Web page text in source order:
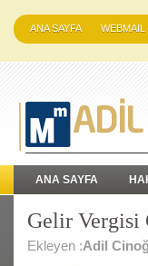
ANA SAYFA WEBMAIL
ANA SAYFA
Gelir Vergisi
Ekleyen :Adil